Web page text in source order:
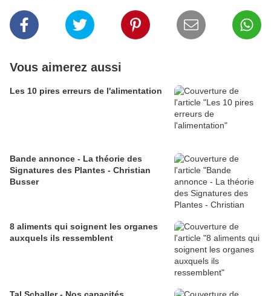
Vous aimerez aussi
Les 10 pires erreurs de l'alimentation
Bande annonce - La théorie des
Signatures des Plantes - Christian
Busser
8 aliments qui soignent les organes
auxquels ils ressemblent